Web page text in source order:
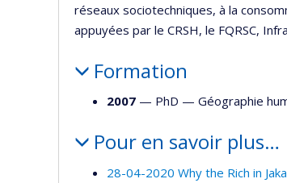
réseaux sociotechniques, à la
appuyées par le CRSH, le FQRSC,
Formation
2007 — PhD — Géographie
Pour en savoir plus…
28-04-2020 Why the Rich in